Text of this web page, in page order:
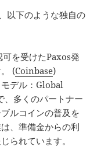
以下のような独自の
を受けたPaxos発
(Coinbase)
デル：Global
多くのパートナー
ルコインの普及を
、準備金からの利
られています。